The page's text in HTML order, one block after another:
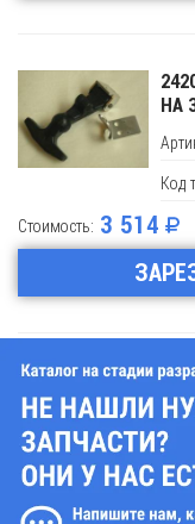
HA
Код
Стоимость: 3 514